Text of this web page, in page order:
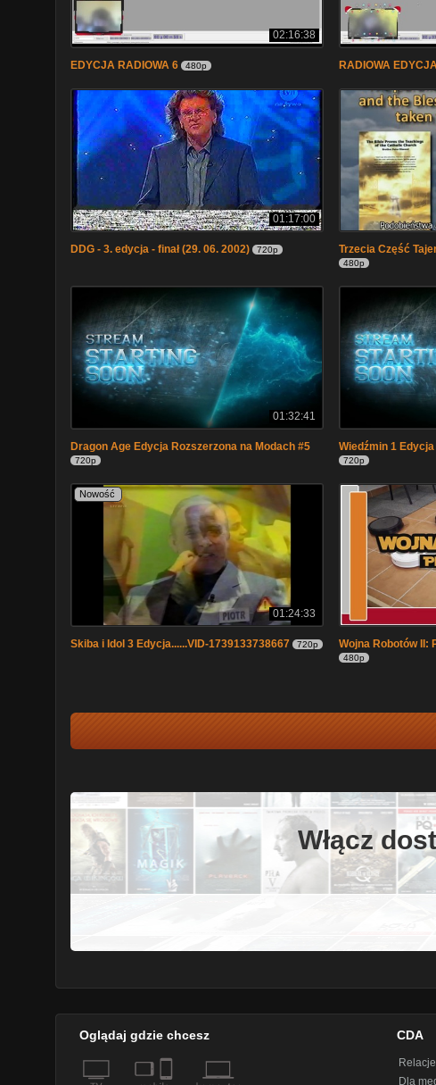
02:16:38
EDYCJA RADIOWA 6 480p RADIOWA
01:17:00
DDG - 3. edycja - finał (29. 06. 2002) 720p Trzecia Część
480p
01:32:41
Dragon Age Edycja Rozszerzona na Modach #5
720p
Wiedźmin 1
720p
Nowość
01:24:33
Skiba i Idol 3 Edycja......VID-1739133738667 720p Wojna Robotów II:
480p
Włącz
Oglądaj gdzie chcesz CDA
Dla